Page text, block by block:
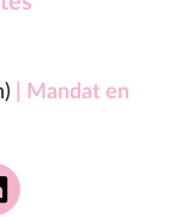
| Mandat en